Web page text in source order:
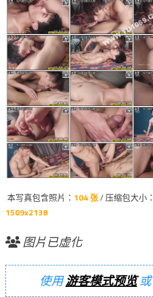
本写真包含照片： 104 张/ 压缩包大小：
1509x2138
图片已虚化
使用游客模式预览或